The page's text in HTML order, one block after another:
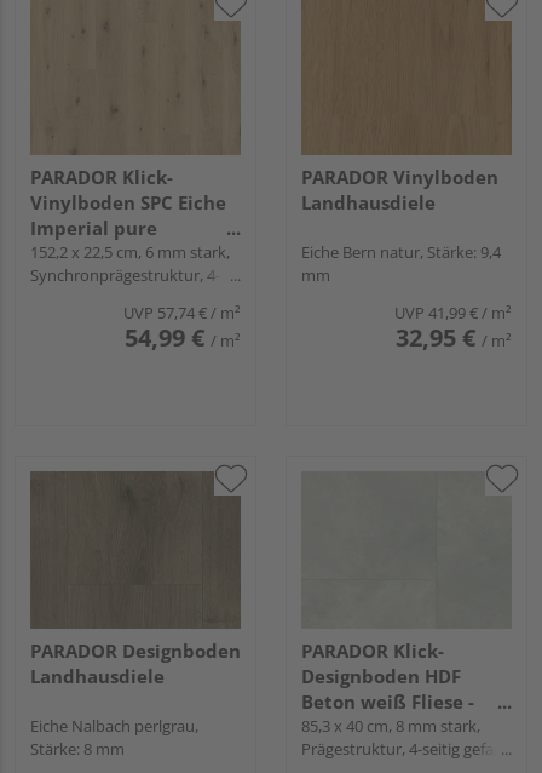
PARADOR Klick-
Vinylboden SPC Eiche
Imperial pure
Landhausdiele -
Trendtime 8
152,2 x 22,5 cm, 6 mm stark,
Synchronprägestruktur, 4-
UVP 57,74 €/ m²
54,99 € / m²
PARADOR Vinylboden
Landhausdiele
Eiche Bern natur, Stärke: 9,4
mm
UVP 41,99 €/ m²
32,95 € / m²
PARADOR Designboden
Landhausdiele
Eiche Nalbach perlgrau,
Stärke: 8 mm
PARADOR Klick-
Designboden HDF
Beton weiß Fliese -
Modular One
85,3 x 40 cm, 8 mm stark,
Prägestruktur, 4-seitig gefast,